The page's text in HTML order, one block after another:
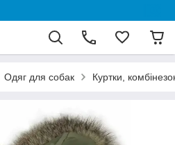
Одяг для собак Куртки,